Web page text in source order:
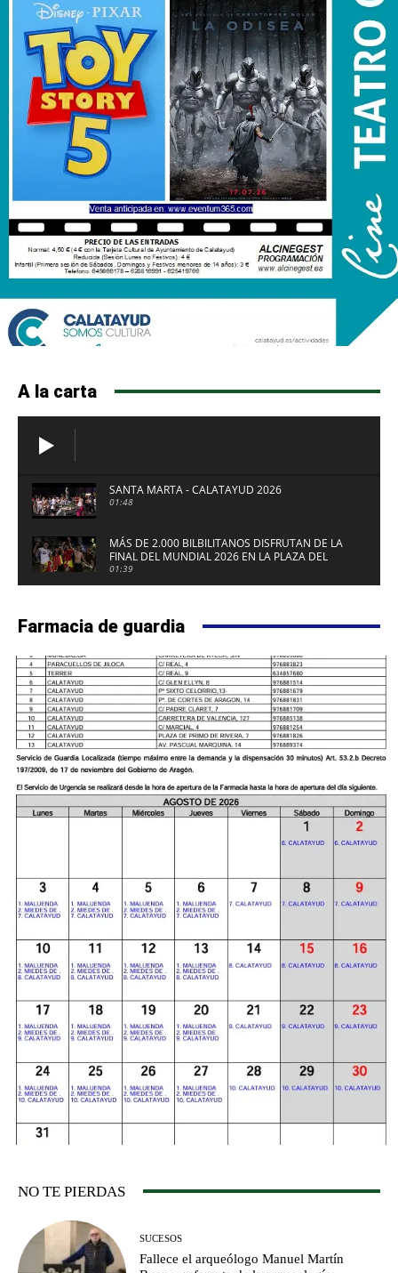
A la carta
SANTA MARTA - CALATAYUD 2026
01:48
MÁS DE 2.000 BILBILITANOS DISFRUTAN DE LA
FINAL DEL MUNDIAL 2026 EN LA PLAZA DEL
FUERTE DE CALATAYUD
01:39
Farmacia de guardia
NO TE PIERDAS
SUCESOS
Fallece el arqueólogo Manuel Martín